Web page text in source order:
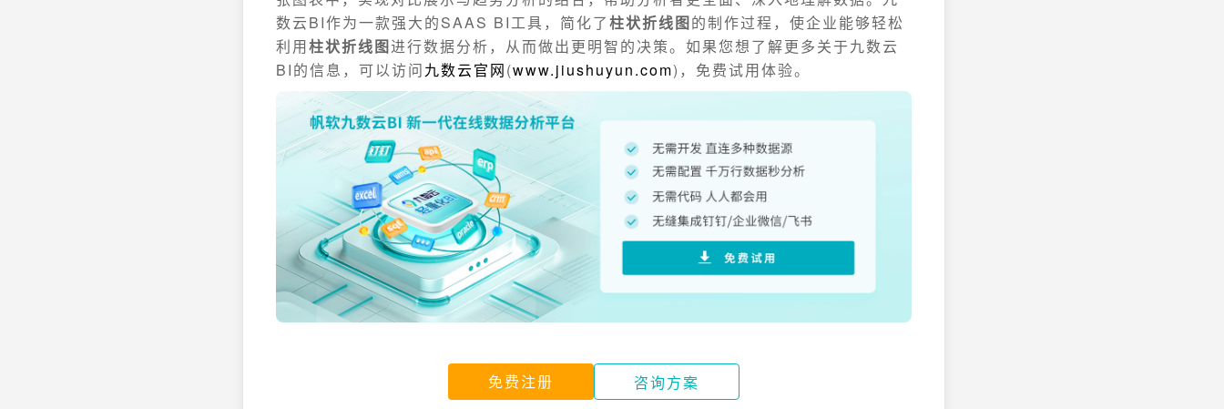
数云BI作为一款强大的SAAS BI工具，简化了柱状折线图的制作过程，使企业能够轻松
利用柱状折线图进行数据分析，从而做出更明智的决策。如果您想了解更多关于九数云
BI的信息，可以访问九数云官网(www.jiushuyun.com)，免费试用体验。
免费注册 咨询方案